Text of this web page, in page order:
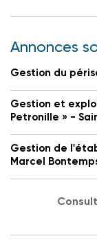
Annonces
Gestion du
Gestion et
Petronille » -
Gestion de
Marcel